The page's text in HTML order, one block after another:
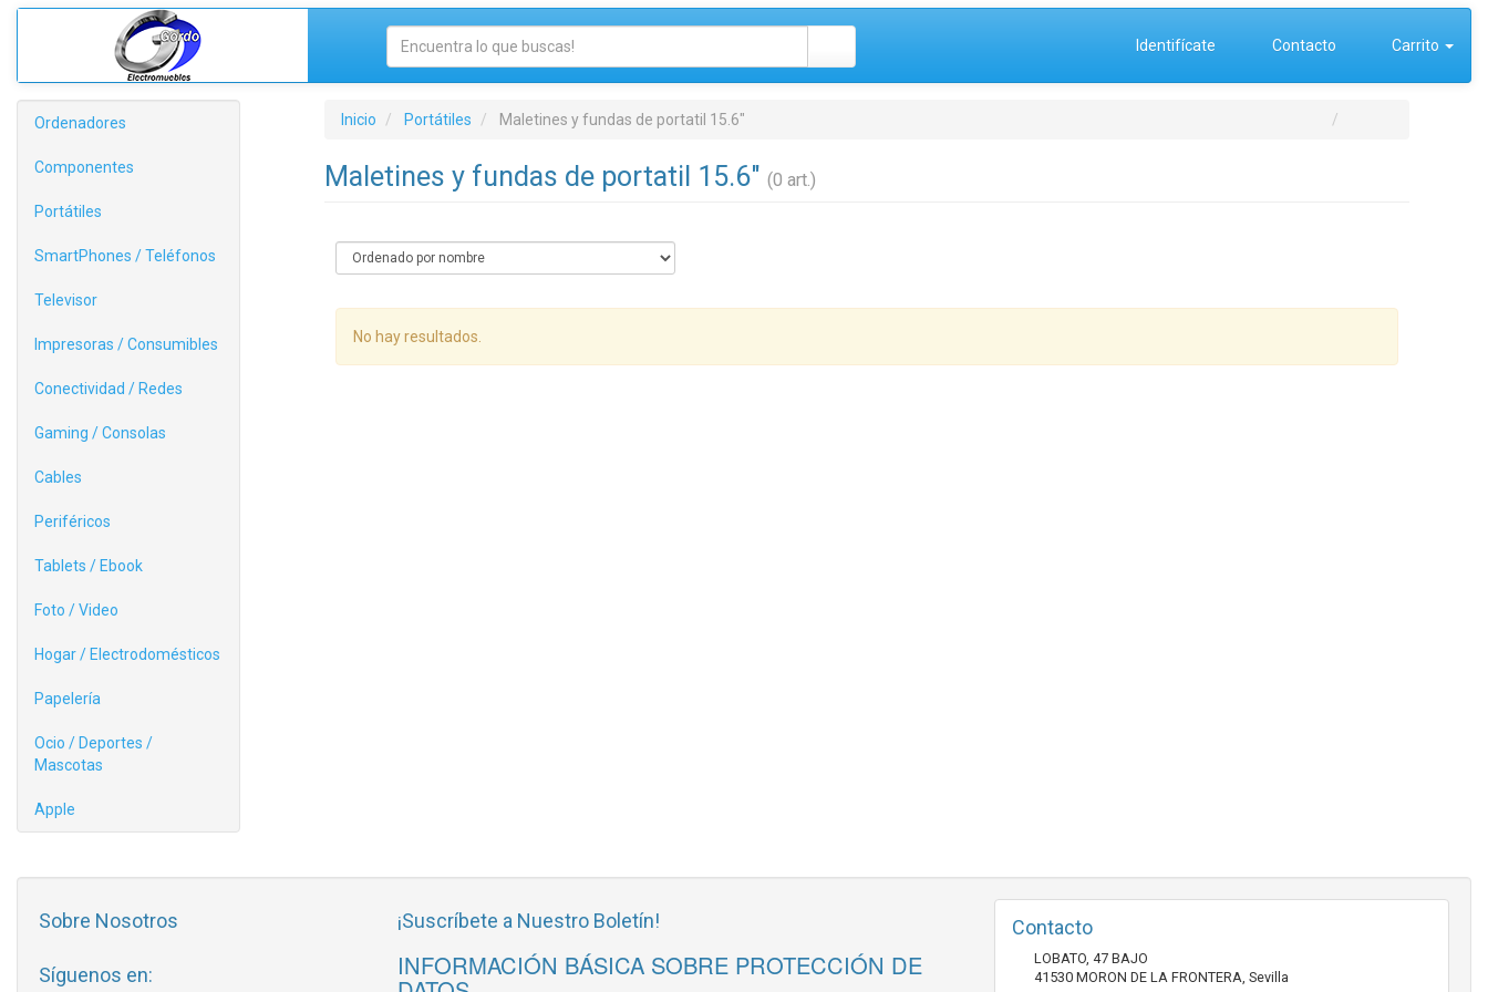
Identifícate Contacto Carrito
Ordenadores
Componentes
Portátiles
SmartPhones / Teléfonos
Televisor
Impresoras / Consumibles
Conectividad / Redes
Gaming / Consolas
Cables
Periféricos
Tablets / Ebook
Foto / Video
Hogar / Electrodomésticos
Papelería
Ocio / Deportes /
Mascotas
Apple
Inicio Portátiles Maletines y fundas de portatil 15.6"
Maletines y fundas de portatil 15.6" (0 art.)
No hay resultados.
Sobre Nosotros
Síguenos en:
¡Suscríbete a Nuestro Boletín!
INFORMACIÓN BÁSICA SOBRE PROTECCIÓN DE
Contacto
LOBATO, 47 BAJO
41530 MORON DE LA FRONTERA, Sevilla